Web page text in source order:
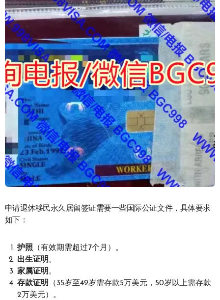
申请退休移民永久居留签证需要一些国际公证文件，具体要求
如下：
护照 （有效期需超过7个月）。
出生证明。
家属证明。
存款证明
（35岁至49岁需存款5万美元，50岁以上需存款
2万美元）。